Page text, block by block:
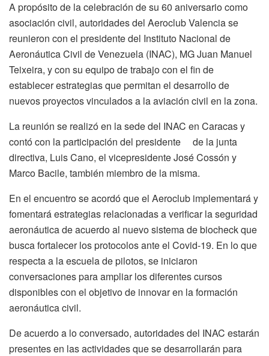
A propósito de la celebración de su 60 aniversario como
asociación civil, autoridades del Aeroclub Valencia se
reunieron con el presidente del Instituto Nacional de
Aeronáutica Civil de Venezuela (INAC), MG Juan Manuel
Teixeira, y con su equipo de trabajo con el fin de
establecer estrategias que permitan el desarrollo de
nuevos proyectos vinculados a la aviación civil en la zona.
La reunión se realizó en la sede del INAC en Caracas y
contó con la participación del presidente de la junta
directiva, Luis Cano, el vicepresidente José Cossón y
Marco Bacile, también miembro de la misma.
En el encuentro se acordó que el Aeroclub implementará y
fomentará estrategias relacionadas a verificar la seguridad
aeronáutica de acuerdo al nuevo sistema de biocheck que
busca fortalecer los protocolos ante el Covid-19. En lo que
respecta a la escuela de pilotos, se iniciaron
conversaciones para ampliar los diferentes cursos
disponibles con el objetivo de innovar en la formación
aeronáutica civil.
De acuerdo a lo conversado, autoridades del INAC estarán
presentes en las actividades que se desarrollarán para